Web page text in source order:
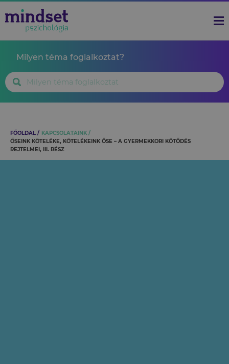
Milyen téma foglalkoztat?
FŐOLDAL
KAPCSOLATAINK
ŐSEINK KÖTELÉKE, KÖTELÉKEINK ŐSE – A GYERMEKKORI KÖTŐDÉS
REJTELMEI, III. RÉSZ